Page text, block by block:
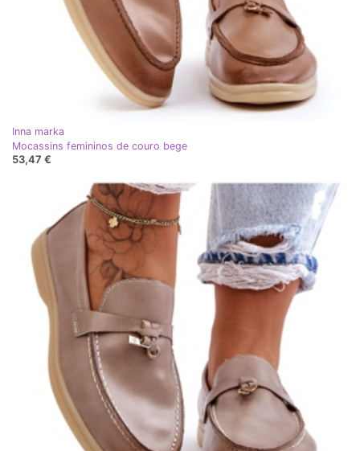
Inna marka
Mocassins femininos de couro bege
53,47 €